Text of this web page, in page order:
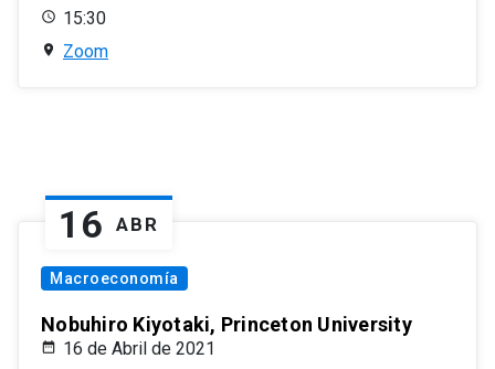
15:30
Zoom
16 ABR
Macroeconomía
Nobuhiro Kiyotaki, Princeton University
16 de Abril de 2021